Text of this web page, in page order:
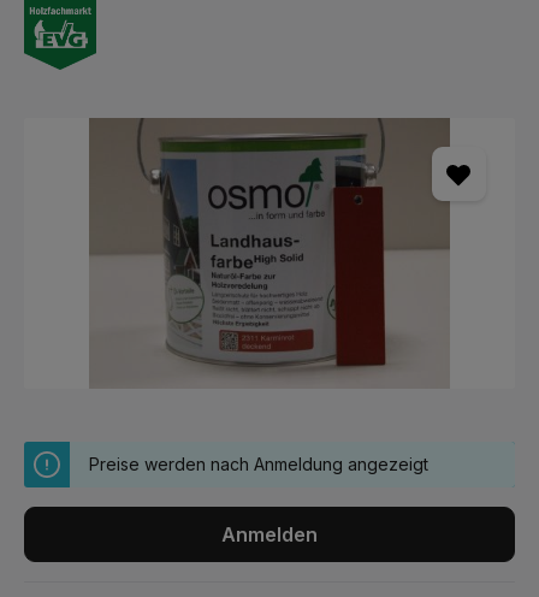
Bildergalerie überspringen
Preise werden nach Anmeldung angezeigt
Anmelden